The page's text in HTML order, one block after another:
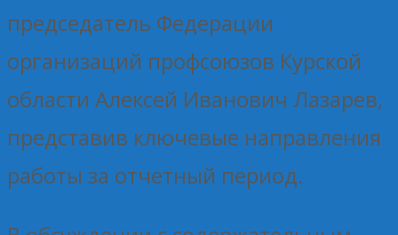
председатель Федерации
организаций профсоюзов Курской
области Алексей Иванович Лазарев,
представив ключевые направления
работы за отчетный период.